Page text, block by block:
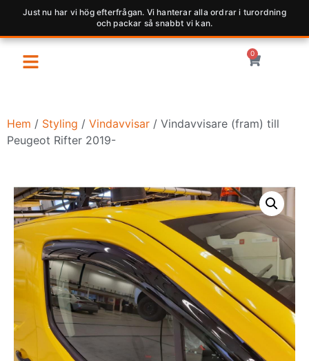
Just nu har vi hög efterfrågan. Vi hanterar alla ordrar i turordning
och packar så snabbt vi kan.
0
Hem / Styling / Vindavvisar / Vindavvisare (fram) till
Peugeot Rifter 2019-